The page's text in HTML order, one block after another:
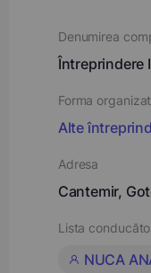
Denumirea
Întreprindere
Forma
Alte
Adresa
Cantemir,
Lista
NUCA